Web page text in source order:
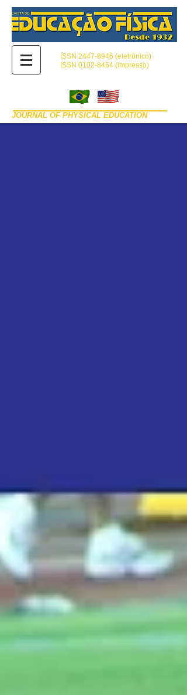
ISSN 2447-8946 (eletrônico)
ISSN 0102-8464 (impresso)
JOURNAL OF PHYSICAL EDUCATION